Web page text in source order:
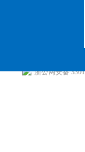
浙公网安备